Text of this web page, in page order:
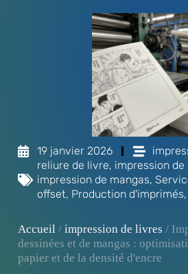
19 janvier 2026
reliure de livre, impression
impression de mangas,
offset, Production d'imprimés,
Accueil/ impression de livres /
dessinées et de mangas :
papier et de la densité d'encre